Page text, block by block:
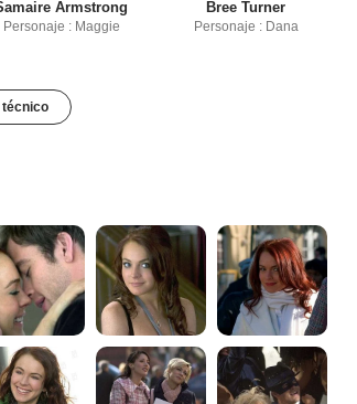
Armstrong
Personaje : Maggie
Bree Turner
Personaje : Dana
técnico